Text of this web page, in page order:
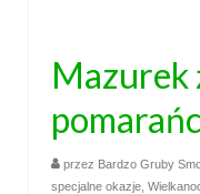
Mazurek
przez Bardzo Gruby
specjalne okazje